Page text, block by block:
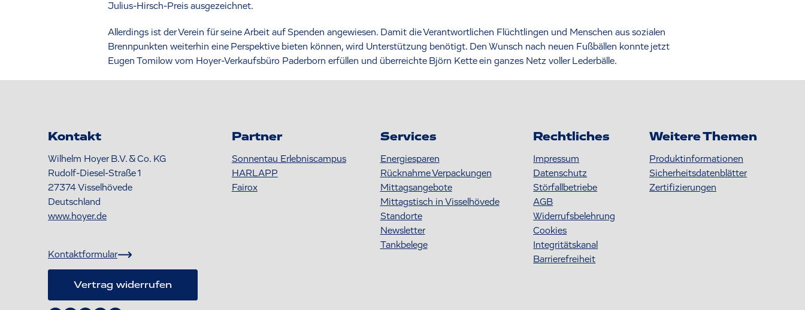
Julius-Hirsch-Preis ausgezeichnet.
Allerdings ist der Verein für seine Arbeit auf Spenden angewiesen. Damit die Verantwortlichen Flüchtlingen und Menschen aus sozialen
Brennpunkten weiterhin eine Perspektive bieten können, wird Unterstützung benötigt. Den Wunsch nach neuen Fußbällen konnte jetzt
Eugen Tomilow vom Hoyer-Verkaufsbüro Paderborn erfüllen und überreichte Björn Kette ein ganzes Netz voller Lederbälle.
Kontakt
Wilhelm Hoyer B.V. & Co. KG
Rudolf-Diesel-Straße 1
27374Visselhövede
Deutschland
www.hoyer.de
Kontaktformular
Vertrag widerrufen
Partner
Sonnentau Erlebniscampus
HARLAPP
Fairox
Services
Energiesparen
Rücknahme Verpackungen
Mittagsangebote
Mittagstisch in Visselhövede
Standorte
Newsletter
Tankbelege
Rechtliches
Impressum
Datenschutz
Störfallbetriebe
AGB
Widerrufsbelehrung
Cookies
Integritätskanal
Barrierefreiheit
Weitere Themen
Produktinformationen
S icherheitsdatenblätter
Zertifizierungen